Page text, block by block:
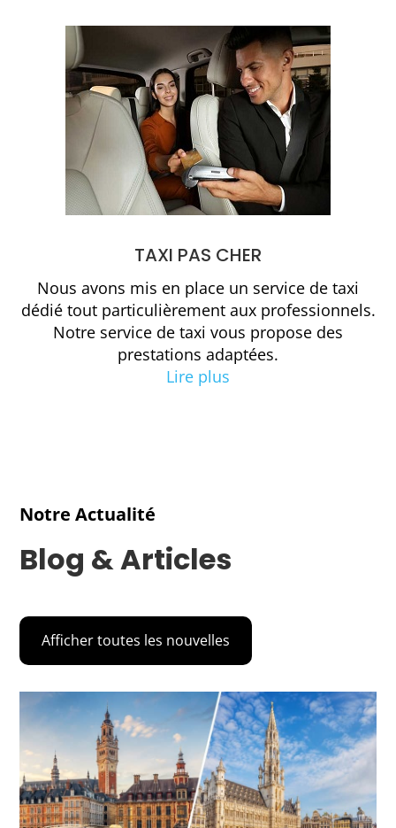
TAXI PAS CHER
Nous avons mis en place un service de taxi
dédié tout particulièrement aux professionnels.
Notre service de taxi vous propose des
prestations adaptées.
Lire plus
Notre Actualité
Blog & Articles
Afficher toutes les nouvelles